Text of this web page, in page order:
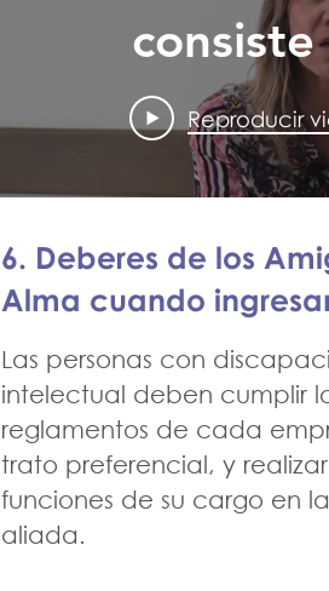
consiste
Reproducir
6. Deberes de los
Alma cuando
Las personas con
intelectual deben cumplir
reglamentos de cada
trato preferencial, y
funciones de su cargo en
aliada.